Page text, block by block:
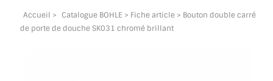
NOUS CONTACTER
Accueil > Catalogue BOHLE > Fiche article > Bouton double carré
de porte de douche SK031 chromé brillant